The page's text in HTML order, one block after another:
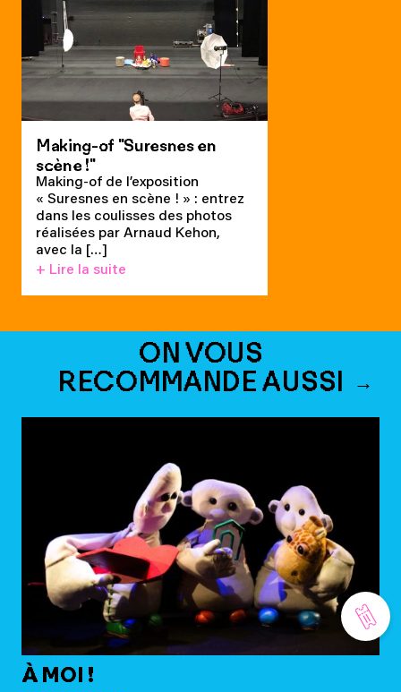
Making-of "Suresnes en
scène !"
Making-of de l’exposition
« Suresnes en scène ! » : entrez
dans les coulisses des photos
réalisées par Arnaud Kehon,
avec la […]
+ Lire la suite
ON VOUS
RECOMMANDE AUSSI
À MOI !